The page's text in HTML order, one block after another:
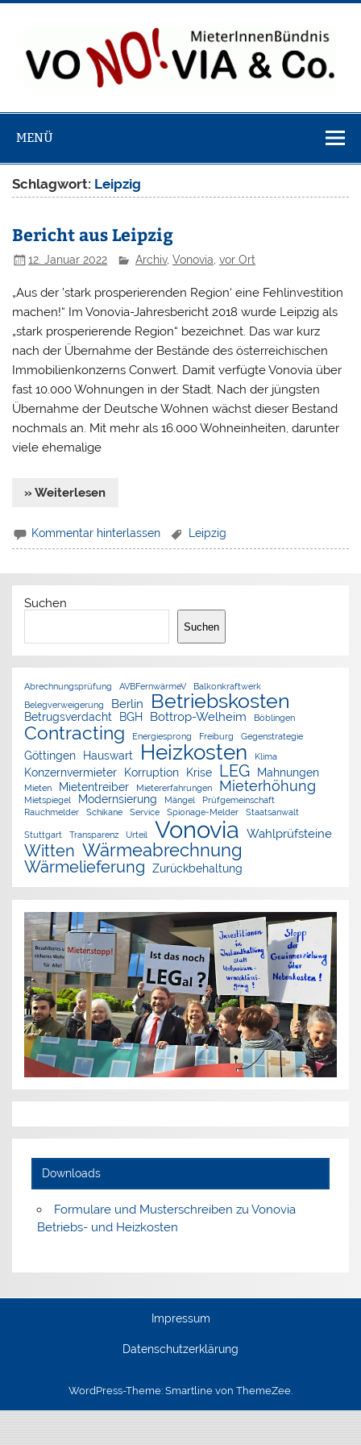
Zum
bei Vonovia, LEG, Velero, Brookfield usw.
MENÜ
Schlagwort: Leipzig
Bericht aus Leipzig
12. Januar 2022 Archiv,Vonovia ,vor Ort
„Aus der ’stark prosperierenden Region‘ eine Fehlinvestition
machen!“ Im Vonovia-Jahresbericht 2018 wurde Leipzig als
„stark prosperierende Region“ bezeichnet. Das war kurz
nach der Übernahme der Bestände des österreichischen
Immobilienkonzerns Conwert. Damit verfügte Vonovia über
fast 10.000 Wohnungen in der Stadt. Nach der jüngsten
Übernahme der Deutsche Wohnen wächst dieser Bestand
nochmals an. Mit mehr als 16.000 Wohneinheiten, darunter
viele ehemalige
» Weiterlesen
Kommentar hinterlassen Leipzig
Suchen
Suchen
Abrechnungsprüfung AVBFernwärmeV
Balkonkraftwerk
Belegverweigerung
Berlin Betriebskosten
Betrugsverdacht BGH Bottrop-Welheim Böblingen
Contracting Energiesprong Freiburg Gegenstrategie
Göttingen Hauswart Heizkosten Klima
Konzernvermieter Korruption Krise LEG Mahnungen
Mieten Mietentreiber Mietererfahrungen Mieterhöhung
Mietspiegel Modernsierung Mängel
Prüfgemeinschaft
Rauchmelder
Schikane Service Spionage-Melder Staatsanwalt
Stuttgart Transparenz Urteil Vonovia Wahlprüfsteine
Witten Wärmeabrechnung
Wärmelieferung Zurückbehaltung
Downloads
Formulare und Musterschreiben zu Vonovia
Betriebs- und Heizkosten
Impressum
Datenschutzerklärung
WordPress-Theme: Smartline von ThemeZee.